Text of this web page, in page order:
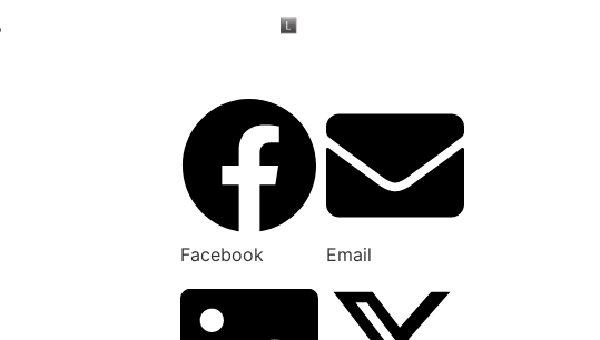
Facebook Email